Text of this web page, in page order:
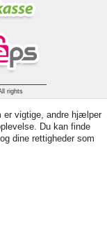
rights
er vigtige, andre hjælper
Du kan finde
dine rettigheder som